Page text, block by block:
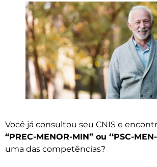
Você já consultou seu CNIS e
“PREC-MENOR-MIN” ou ‘‘PSC-MEN-
uma das competências?